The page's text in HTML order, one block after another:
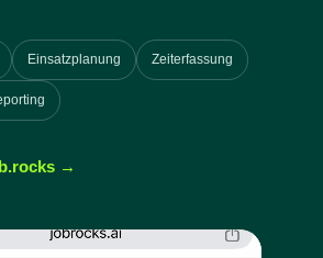
Einsatzplanung Zeiterfassung
→